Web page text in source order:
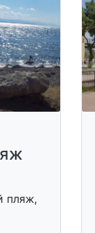
пляж,